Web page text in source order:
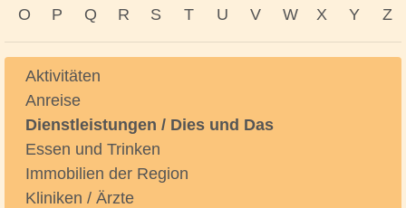
O
P Q R S T U V W X Y Z
Aktivitäten
Anreise
Dienstleistungen / Dies und Das
Essen und Trinken
Immobilien der Region
Kliniken / Ärzte